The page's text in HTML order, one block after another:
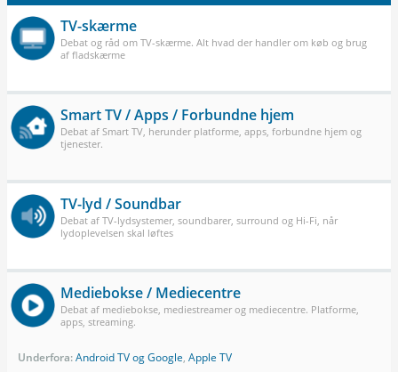
TV-skærme
Debat og råd om TV-skærme. Alt hvad der handler om køb og brug
af fladskærme
Smart TV / Apps / Forbundne hjem
Debat af Smart TV, herunder platforme, apps, forbundne hjem og
tjenester.
TV-lyd / Soundbar
Debat af TV-lydsystemer, soundbarer, surround og Hi-Fi, når
lydoplevelsen skal løftes
Mediebokse / Mediecentre
Debat af mediebokse, mediestreamer og mediecentre. Platforme,
apps, streaming.
Underfora:Android TV og Google, Apple TV